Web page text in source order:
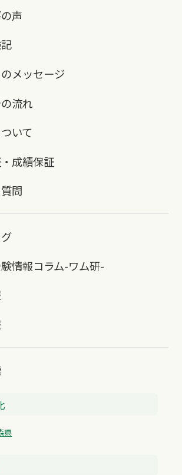
声
メッセージ
流れ
いて
成績保証
問
情報コラム-ワム研-
県